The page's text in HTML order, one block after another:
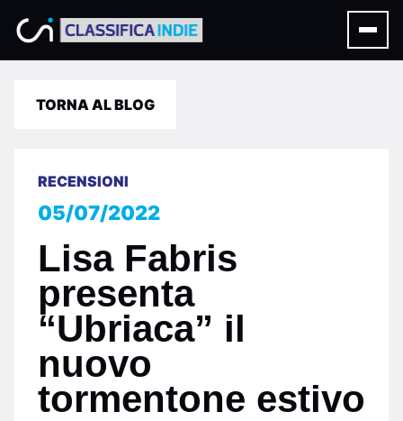
TORNA AL BLOG
RECENSIONI
05/07/2022
Lisa Fabris
presenta
“Ubriaca” il
nuovo
tormentone estivo